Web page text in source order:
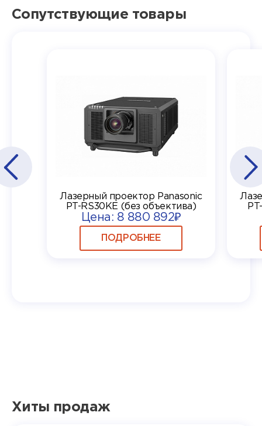
Сопутствующие товары
Лазерный проектор Panasonic
PT-RS30KE (без объектива)
Цена: 8 880 892₽
ПОДРОБНЕЕ
Хиты продаж